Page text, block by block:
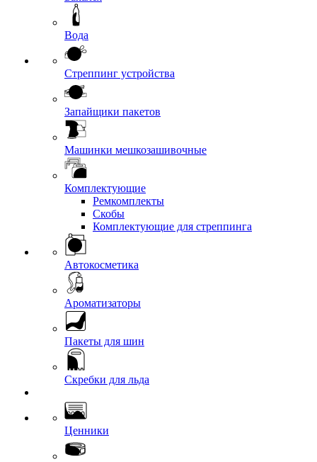
Вода
Стреппинг устройства
Запайщики пакетов
Машинки мешкозашивочные
Комплектующие
Ремкомплекты
Скобы
Комплектующие для стреппинга
Автокосметика
Ароматизаторы
Пакеты для шин
Скребки для льда
Ценники